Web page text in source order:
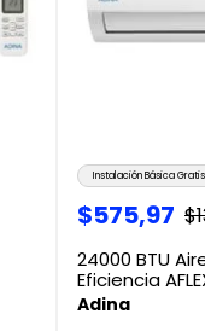
Instalación Básica Gratis
$575,97 $
24000 BTU
Eficiencia
Adina